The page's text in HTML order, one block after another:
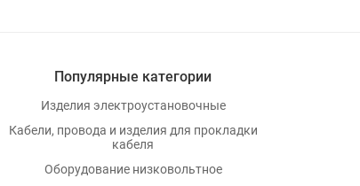
Популярные категории
Изделия электроустановочные
Кабели, провода и изделия для прокладки
кабеля
Оборудование низковольтное